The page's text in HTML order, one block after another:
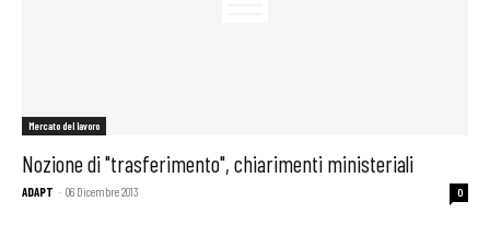
Mercato del lavoro
Nozione di "trasferimento", chiarimenti ministeriali
ADAPT - 06 Dicembre 2013 0